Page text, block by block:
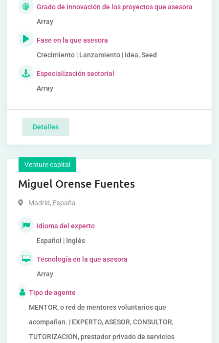
Grado de innovación de los proyectos que asesora
Array
Fase en la que asesora
Crecimiento | Lanzamiento | Idea, Seed
Especialización sectorial
Array
Detalles
Venture capital
Miguel Orense Fuentes
Madrid, España
Idioma del experto
Español | Inglés
Tecnología en la que asesora
Array
Tipo de agente
MENTOR, o red de mentores voluntarios que
acompañan. | EXPERTO, ASESOR, CONSULTOR,
TUTORIZACION, prestador privado de servicios